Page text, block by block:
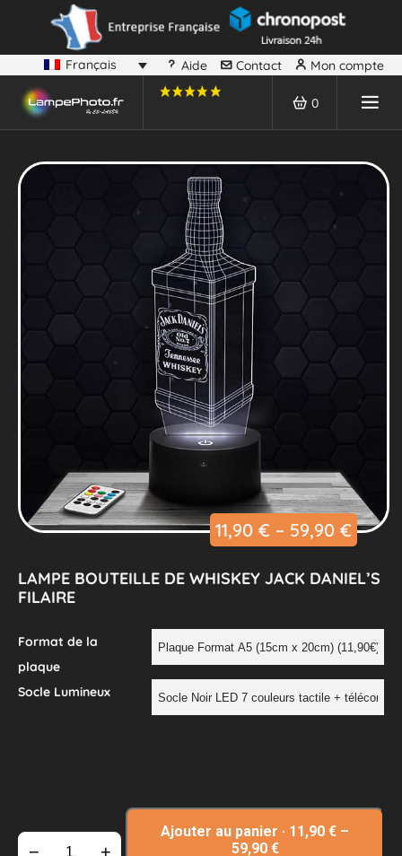
Français Aide Contact Mon compte
0
11,90 € – 59,90 €
LAMPE BOUTEILLE DE WHISKEY JACK DANIEL’S
FILAIRE
Format de la
plaque
Socle Lumineux
− +
Ajouter au panier · 11,90 € –
59,90 €